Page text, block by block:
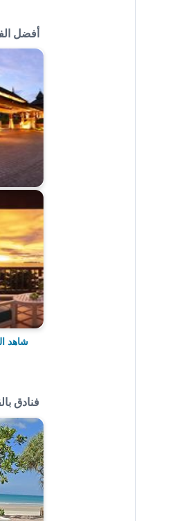
أفضل
شاهد
فنادق